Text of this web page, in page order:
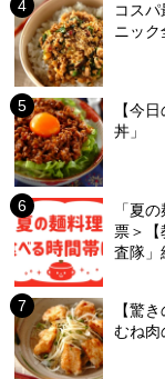
コス
ニック
【今
丼」
「夏
票＞【
査隊」
【驚
むね肉